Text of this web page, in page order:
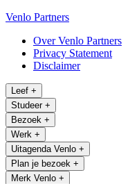
Venlo Partners
Over Venlo Partners
Privacy Statement
Disclaimer
Leef +
Studeer +
Bezoek +
Werk +
Uitagenda Venlo +
Plan je bezoek +
Merk Venlo +